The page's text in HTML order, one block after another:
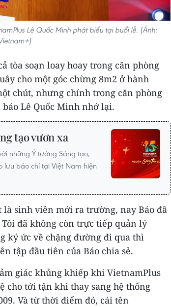
Lê Quốc Minh phát biểu tại buổi lễ. (Ảnh:
tòa soạn loay hoay trong căn phòng
cho một góc chừng 8m2 ở hành
chút, nhưng chính trong căn phòng
Lê Quốc Minh nhớ lại.
tạo vươn xa
những Ý tưởng Sáng tạo,
lưu báo chí tại Việt Nam hiện
là sinh viên mới ra trường, nay Báo đã
đã không còn trực tiếp quản lý
ký ức về chặng đường đi qua thì
tập đầu tiên của Báo chia sẻ.
giác khủng khiếp khi VietnamPlus
cho tới tận khi thay sang hệ thống
Và từ thời điểm đó, cái tên